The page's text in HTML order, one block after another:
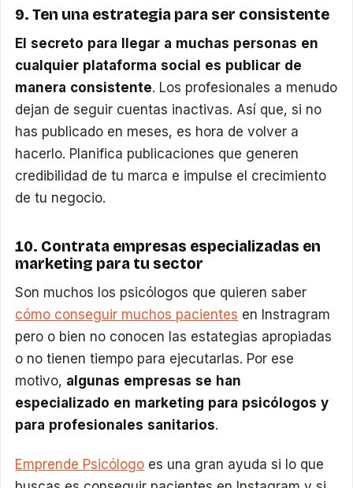
9. Ten una estrategia para ser consistente
El secreto para llegar a muchas personas en
cualquier plataforma social es publicar de
manera consistente. Los profesionales a menudo
dejan de seguir cuentas inactivas. Así que, si no
has publicado en meses, es hora de volver a
hacerlo. Planifica publicaciones que generen
credibilidad de tu marca e impulse el crecimiento
de tu negocio.
10. Contrata empresas especializadas en
marketing para tu sector
Son muchos los psicólogos que quieren saber
cómo conseguir muchos pacientes en Instragram
pero o bien no conocen las estategias apropiadas
o no tienen tiempo para ejecutarlas. Por ese
motivo, algunas empresas se han
especializado en marketing para psicólogos y
para profesionales sanitarios.
Emprende Psicólogo es una gran ayuda si lo que